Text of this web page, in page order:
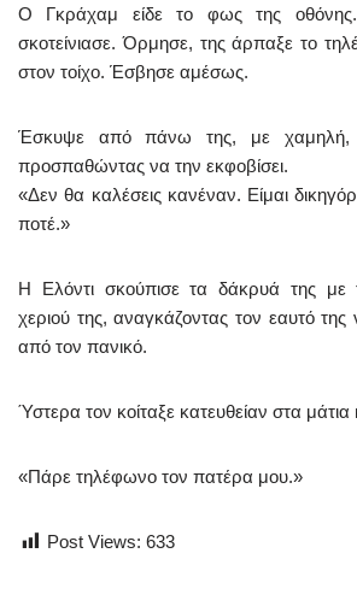
Ο Γκράχαμ είδε το φως της
σκοτείνιασε. Όρμησε, της άρπαξε το
στον τοίχο. Έσβησε αμέσως.
Έσκυψε από πάνω της, με χαμηλή,
προσπαθώντας να την εκφοβίσει.
«Δεν θα καλέσεις κανέναν. Είμαι
ποτέ.»
Η Ελόντι σκούπισε τα δάκρυά της με
χεριού της, αναγκάζοντας τον εαυτό
από τον πανικό.
Ύστερα τον κοίταξε κατευθείαν στα μάτια
«Πάρε τηλέφωνο τον πατέρα μου.»
Post Views: 633